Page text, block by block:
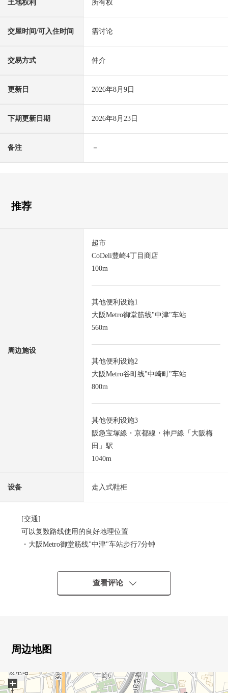
土地权利 所有权
交屋时间/可入住时间 需讨论
交易方式 仲介
更新日 2026年8月9日
下期更新日期 2026年8月23日
备注 －
推荐
周边施设
超市
CoDeli豊崎4丁目商店
100m
其他便利设施1
大阪Metro御堂筋线"中津"车站
560m
其他便利设施2
大阪Metro谷町线"中崎町"车站
800m
其他便利设施3
阪急宝塚線・京都線・神戸線「大阪梅
田」駅
1040m
设备 走入式鞋柜
[交通]
可以复数路线使用的良好地理位置
・大阪Metro御堂筋线"中津"车站步行7分钟
・阪急京都线其他"大阪梅田"车站步行13分钟
・大阪Metro堺筋线、阪急千里线"天神桥筋六丁目"车站步
・能使用3沿线
・西侧前面为公园有开放感觉
查看评论
周边地图
+